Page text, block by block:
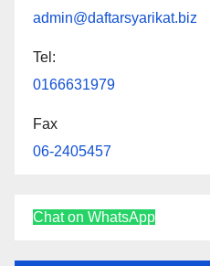
admin@daftarsyarikat.biz
Tel:
0166631979
Fax
06-2405457
Chat on WhatsApp